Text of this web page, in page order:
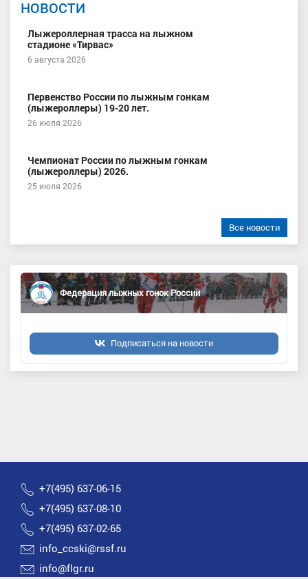
НОВОСТИ
Лыжероллерная трасса на лыжном
стадионе «Тирвас»
6 августа 2026
Первенство России по лыжным гонкам
(лыжероллеры) 19-20 лет.
26 июля 2026
Чемпионат России по лыжным гонкам
(лыжероллеры) 2026.
25 июля 2026
Все новости
Федерация лыжных гонок России
Подписаться на новости
+7(495) 637-06-15
+7(495) 637-08-10
+7(495) 637-02-65
info_ccski@rssf.ru
info@flgr.ru